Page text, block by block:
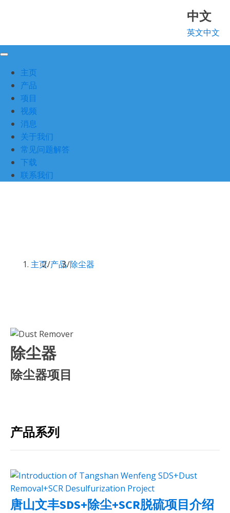
中文
英文中文
主页
产品
项目
视频
消息
关于我们
常见问题解答
下载
联系我们
主页/产品/除尘器
除尘器
除尘器项目
产品系列
唐山文丰SDS+除尘+SCR脱硫项目介绍